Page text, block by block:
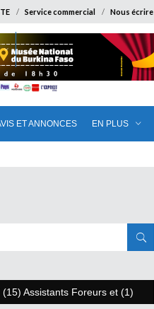
Service commercial Nous écrire
ET ANNONCES EN PLUS
(15) Assistants Foreurs et (1)